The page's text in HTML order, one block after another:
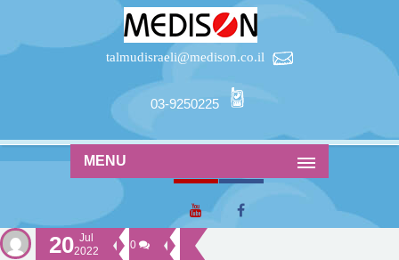
talmudisraeli@medison.co.il
03-9250225
MENU
20 Jul
2022
0